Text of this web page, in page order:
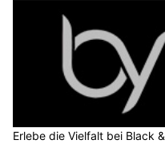
Erlebe die Vielfalt bei Black